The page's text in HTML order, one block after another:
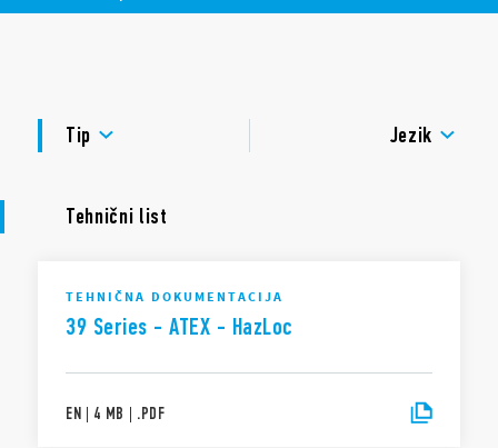
UL certifikat (rele / vtičnica / mostiček)
ODOBRITVE
Tip
Jezik
Tehnični list
TEHNIČNA DOKUMENTACIJA
39 Series - ATEX - HazLoc
EN | 4 MB | .PDF